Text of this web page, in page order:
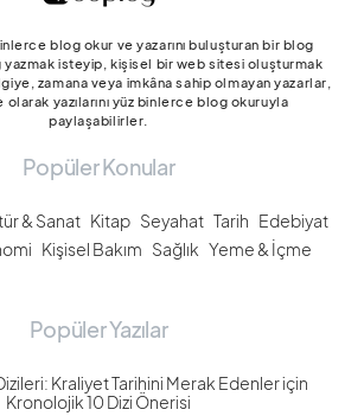
blog okur ve yazarını buluşturan bir blog
isteyip, kişisel bir web sitesi oluşturmak
zamana veya imkâna sahip olmayan yazarlar,
olarak yazılarını yüz binlerce blog okuruyla
paylaşabilirler.
Popüler Konular
& Sanat Kitap Seyahat Tarih Edebiyat
Kişisel Bakım Sağlık Yeme & İçme
Popüler Yazılar
Kraliyet Tarihini Merak Edenler için
Kronolojik 10 Dizi Önerisi